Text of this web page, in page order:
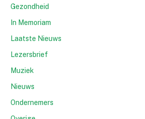
Gezondheid
In Memoriam
Laatste Nieuws
Lezersbrief
Muziek
Nieuws
Ondernemers